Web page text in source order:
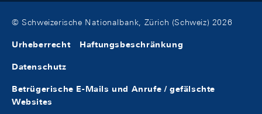
© Schweizerische Nationalbank, Zürich (Schweiz) 2026
Urheberrecht Haftungsbeschränkung
Datenschutz
Betrügerische E-Mails und Anrufe / gefälschte
Websites